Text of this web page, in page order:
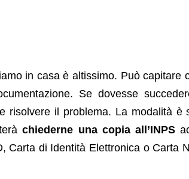
in casa è altissimo. Può capitare
Se dovesse
risolvere il problema. La modalità è
chiederne una copia all’INPS
Carta di Identità Elettronica o Carta